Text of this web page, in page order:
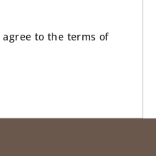
to the terms of